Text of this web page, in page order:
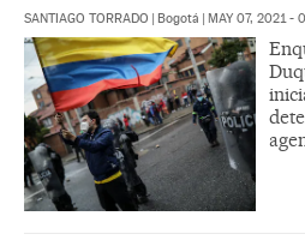
SANTIAGO TORRADO | Bogotá | MAY 07, 2021 -